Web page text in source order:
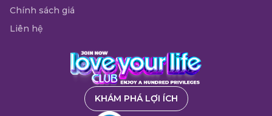
Chính sách giá
Liên hệ
KHÁM PHÁ LỢI ÍCH